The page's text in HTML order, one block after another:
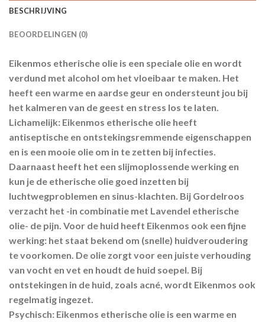
BESCHRIJVING
BEOORDELINGEN (0)
Eikenmos etherische olie is een speciale olie en wordt
verdund met alcohol om het vloeibaar te maken. Het
heeft een warme en aardse geur en ondersteunt jou bij
het kalmeren van de geest en stress los te laten.
Lichamelijk: Eikenmos etherische olie heeft
antiseptische en ontstekingsremmende eigenschappen
en is een mooie olie om in te zetten bij infecties.
Daarnaast heeft het een slijmoplossende werking en
kun je de etherische olie goed inzetten bij
luchtwegproblemen en sinus-klachten. Bij Gordelroos
verzacht het -in combinatie met Lavendel etherische
olie- de pijn. Voor de huid heeft Eikenmos ook een fijne
werking: het staat bekend om (snelle) huidveroudering
te voorkomen. De olie zorgt voor een juiste verhouding
van vocht en vet en houdt de huid soepel. Bij
ontstekingen in de huid, zoals acné, wordt Eikenmos ook
regelmatig ingezet.
Psychisch: Eikenmos etherische olie is een warme en